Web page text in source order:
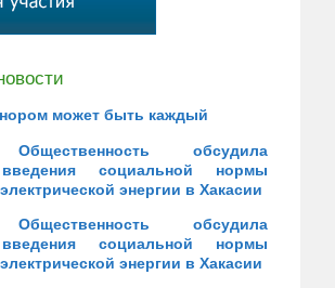
может быть каждый
Общественность обсудила
социальной нормы
энергии в Хакасии
Общественность обсудила
социальной нормы
энергии в Хакасии